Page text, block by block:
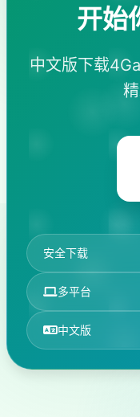
开始
中文版下载
安全下载
多平台
中文版